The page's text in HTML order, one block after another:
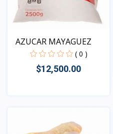
AZUCAR MAYAGUEZ
( 0 )
$12,500.00